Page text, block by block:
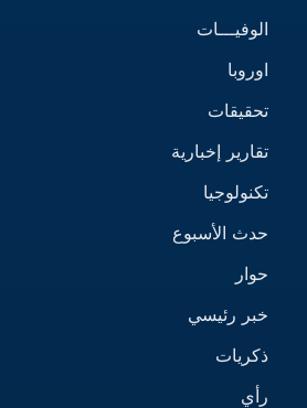
الوفيـــات
اوروبا
تحقيقات
تقارير إخبارية
تكنولوجيا
حدث الأسبوع
حوار
خبر رئيسي
ذكريات
رأي